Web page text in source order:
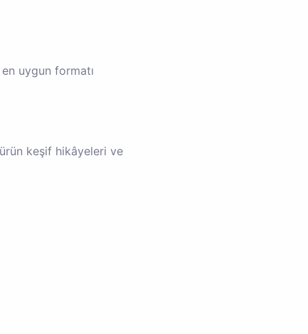
uygun formatı
keşif hikâyeleri ve